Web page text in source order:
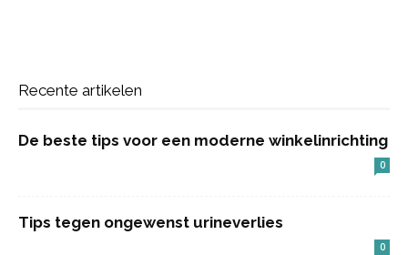
Recente artikelen
De beste tips voor een moderne winkelinrichting
0
Tips tegen ongewenst urineverlies
0